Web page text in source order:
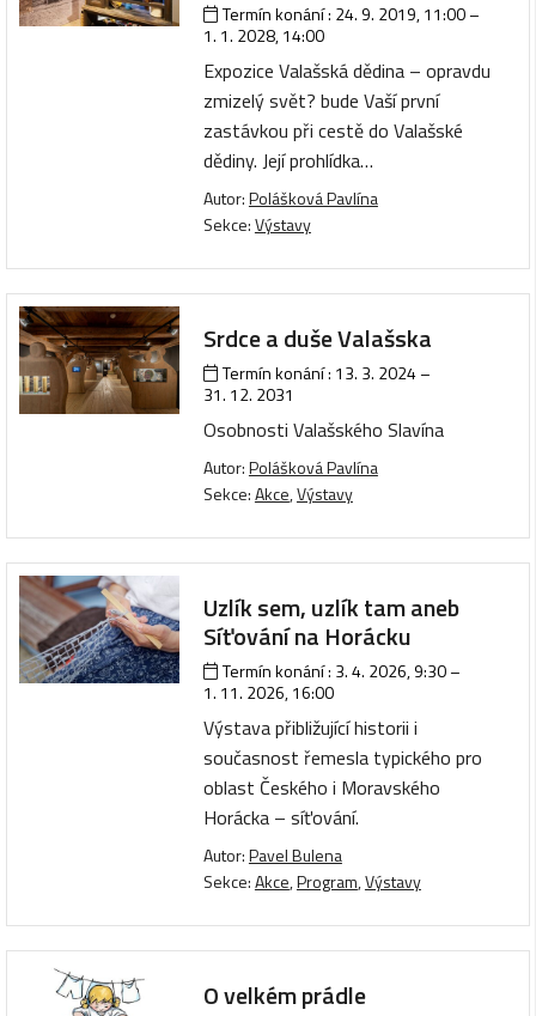
Termín konání : 24. 9. 2019, 11:00–
1. 1. 2028, 14:00
Expozice Valašská dědina – opravdu
zmizelý svět? bude Vaší první
zastávkou při cestě do Valašské
dědiny. Její prohlídka…
Autor:Polášková Pavlína
Sekce:Výstavy
Srdce a duše Valašska
Termín konání : 13. 3. 2024–
31. 12. 2031
Osobnosti Valašského Slavína
Autor:Polášková Pavlína
Sekce:Akce,Výstavy
Uzlík sem, uzlík tam aneb
Síťování na Horácku
Termín konání : 3. 4. 2026, 9:30–
1. 11. 2026, 16:00
Výstava přibližující historii i
současnost řemesla typického pro
oblast Českého i Moravského
Horácka – síťování.
Autor:Pavel Bulena
Sekce:Akce,Program,Výstavy
O velkém prádle